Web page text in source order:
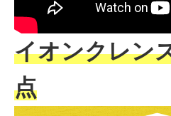
イオンクレン
点